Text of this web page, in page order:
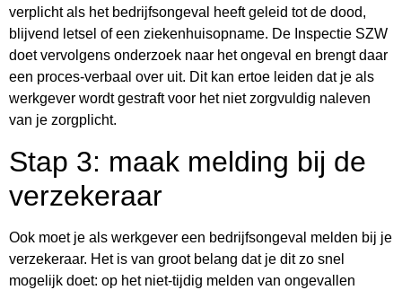
verplicht als het bedrijfsongeval heeft geleid tot de dood,
blijvend letsel of een ziekenhuisopname. De Inspectie SZW
doet vervolgens onderzoek naar het ongeval en brengt daar
een proces-verbaal over uit. Dit kan ertoe leiden dat je als
werkgever wordt gestraft voor het niet zorgvuldig naleven
van je zorgplicht.
Stap 3: maak melding bij de
verzekeraar
Ook moet je als werkgever een bedrijfsongeval melden bij je
verzekeraar. Het is van groot belang dat je dit zo snel
mogelijk doet: op het niet-tijdig melden van ongevallen